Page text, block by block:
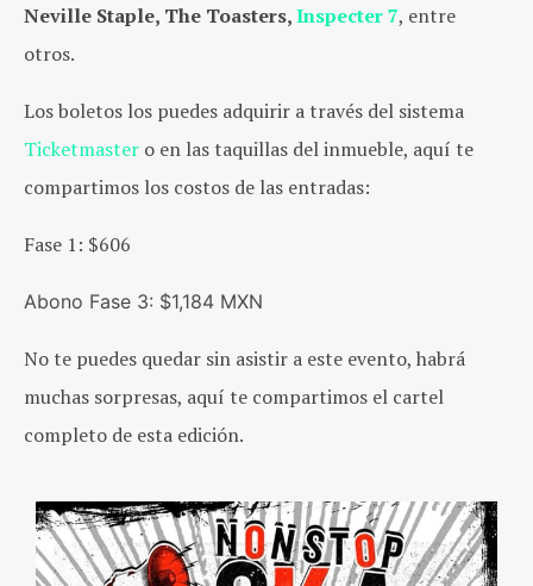
Neville Staple, The Toasters,Inspecter 7, entre
otros.
Los boletos los puedes adquirir a través del sistema
Ticketmaster o en las taquillas del inmueble, aquí te
compartimos los costos de las entradas:
Fase 1: $606
Abono Fase 3: $1,184 MXN
No te puedes quedar sin asistir a este evento, habrá
muchas sorpresas, aquí te compartimos el cartel
completo de esta edición.